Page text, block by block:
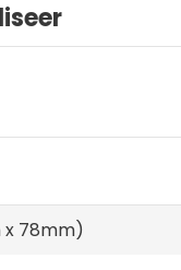
78mm)